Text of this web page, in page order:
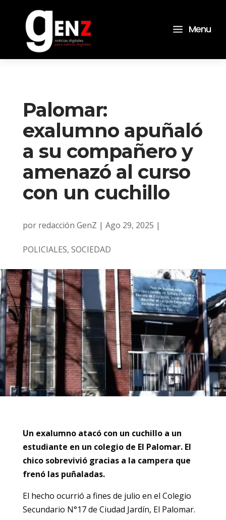
a Menu
Palomar:
exalumno apuñaló
a su compañero y
amenazó al curso
con un cuchillo
por redacción GenZ | Ago 29, 2025 |
POLICIALES, SOCIEDAD
Un exalumno atacó con un cuchillo a un
estudiante en un colegio de El Palomar. El
chico sobrevivió gracias a la campera que
frenó las puñaladas.
El hecho ocurrió a fines de julio en el Colegio
Secundario N°17 de Ciudad Jardín, El Palomar.